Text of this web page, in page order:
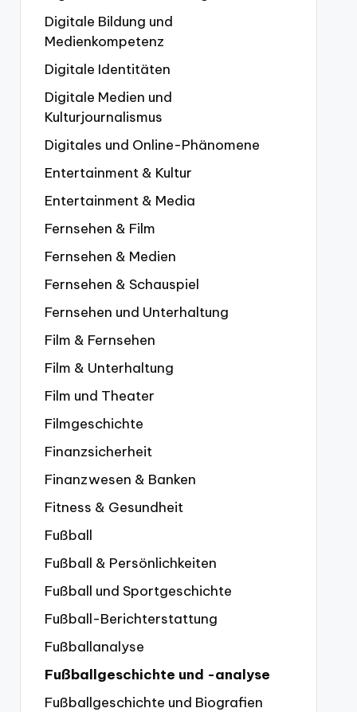
Digitale Bildung und
Medienkompetenz
Digitale Identitäten
Digitale Medien und
Kulturjournalismus
Digitales und Online-Phänomene
Entertainment & Kultur
Entertainment & Media
Fernsehen & Film
Fernsehen & Medien
Fernsehen & Schauspiel
Fernsehen und Unterhaltung
Film & Fernsehen
Film & Unterhaltung
Film und Theater
Filmgeschichte
Finanzsicherheit
Finanzwesen & Banken
Fitness & Gesundheit
Fußball
Fußball & Persönlichkeiten
Fußball und Sportgeschichte
Fußball-Berichterstattung
Fußballanalyse
Fußballgeschichte und -analyse
Fußballgeschichte und Biografien